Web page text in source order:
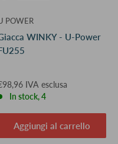
POWER
WINKY - U-Power
IVA esclusa
In stock, 4
Aggiungi al carrello